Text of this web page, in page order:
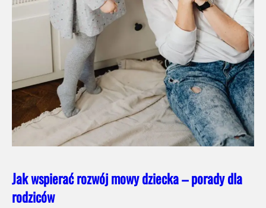
Jak wspierać rozwój mowy dziecka – porady dla
rodziców